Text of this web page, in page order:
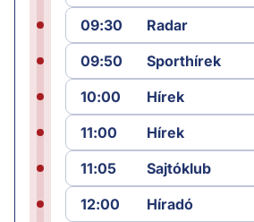
09:30
Radar
09:50
Sporthírek
10:00
Hírek
11:00
Hírek
11:05
Sajtóklub
12:00
Híradó